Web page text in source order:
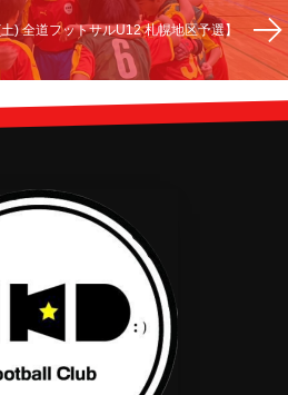
土) 全道フットサルU12 札幌地区予選】